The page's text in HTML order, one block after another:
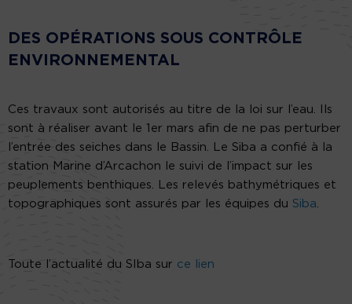
DES OPÉRATIONS SOUS CONTRÔLE
ENVIRONNEMENTAL
Ces travaux sont autorisés au titre de la loi sur l’eau. Ils
sont à réaliser avant le 1er mars afin de ne pas perturber
l’entrée des seiches dans le Bassin. Le Siba a confié à la
station Marine d’Arcachon le suivi de l’impact sur les
peuplements benthiques. Les relevés bathymétriques et
topographiques sont assurés par les équipes du Siba
Toute l’actualité du SIba sur ce lien